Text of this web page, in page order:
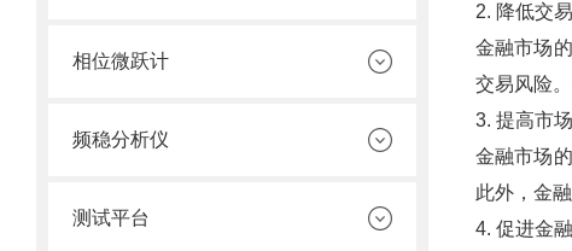
相位微跃计
频稳分析仪
测试平台
2. 降低交
金融市场
交易风险
3. 提高市
金融市场
此外，金
4. 促进金